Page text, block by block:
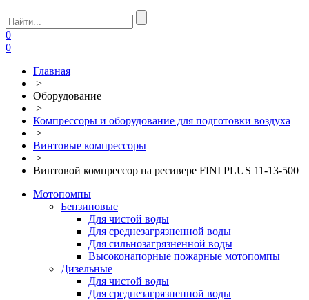
0
0
Главная
>
Оборудование
>
Компрессоры и оборудование для подготовки воздуха
>
Винтовые компрессоры
>
Винтовой компрессор на ресивере FINI PLUS 11-13-500
Мотопомпы
Бензиновые
Для чистой воды
Для среднезагрязненной воды
Для сильнозагрязненной воды
Высоконапорные пожарные мотопомпы
Дизельные
Для чистой воды
Для среднезагрязненной воды